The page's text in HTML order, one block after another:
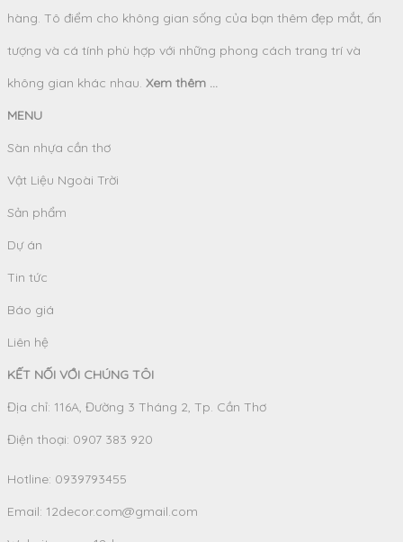
hàng. Tô điểm cho không gian sống của bạn thêm đẹp mắt, ấn
tượng và cá tính phù hợp với những phong cách trang trí và
không gian khác nhau. Xem thêm ...
MENU
Sàn nhựa cần thơ
Vật Liệu Ngoài Trời
Sản phẩm
Dự án
Tin tức
Báo giá
Liên hệ
KẾT NỐI VỚI CHÚNG TÔI
Địa chỉ: 116A, Đường 3 Tháng 2, Tp. Cần Thơ
Điện thoại: 0907 383 920
Hotline: 0939793455
Email: 12decor.com@gmail.com